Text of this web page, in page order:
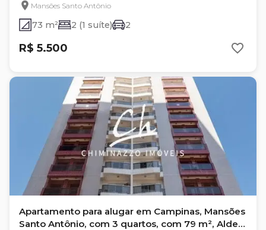
Mansões Santo Antônio
73 m² 2 (1 suíte) 2
R$ 5.500
Apartamento para alugar em Campinas, Mansões
Santo Antônio, com 3 quartos, com 79 m², Aldeia